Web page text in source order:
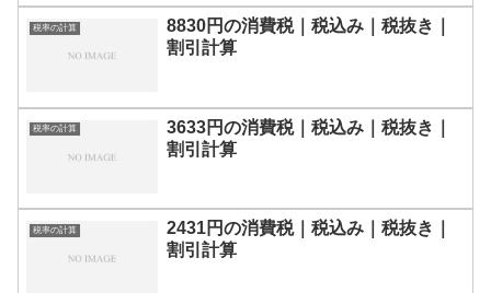
税率の計算
8830円の消費税｜税込み｜税抜き｜
割引計算
税率の計算
3633円の消費税｜税込み｜税抜き｜
割引計算
税率の計算
2431円の消費税｜税込み｜税抜き｜
割引計算